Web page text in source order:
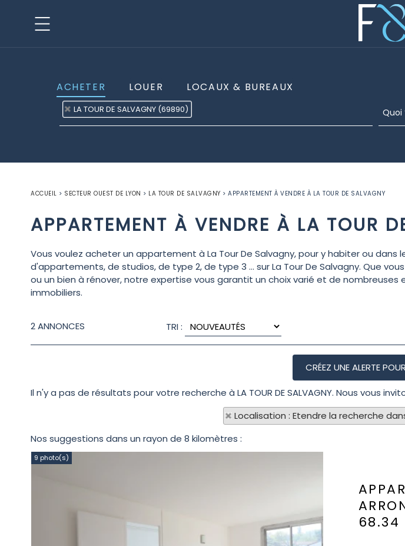
ACHETER LOUER LOCAUX & BUREAUX
LA TOUR DE SALVAGNY (69890)
ACCUEIL > SECTEUR OUEST DE LYON > LA TOUR DE SALVAGNY > APPARTEMENT À VENDRE À LA TOUR DE SALVAGNY
APPARTEMENT À VENDRE À LA TOUR
Vous voulez acheter un appartement à La Tour De Salvagny, pour y habiter ou dans
d'appartements, de studios, de type 2, de type 3 ... sur La Tour De Salvagny. Que
ou un bien à rénover, notre expertise vous garantit un choix varié et de
immobiliers.
2ANNONCES TRI :
Il n'y a pas de résultats pour votre recherche à LA TOUR DE SALVAGNY. Nous vous
Localisation : Etendre la recherche
Nos suggestions dans un rayon de 8 kilomètres :
9 photo(s)
68.34